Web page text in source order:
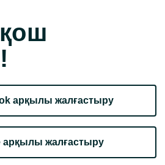
арқылы жалғастыру
арқылы жалғастыру